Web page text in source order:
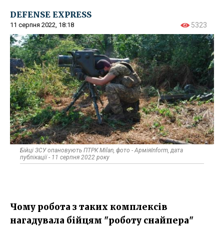
DEFENSE EXPRESS
11 серпня 2022, 18:18 5323
Бійці ЗСУ опановують ПТРК Milan, фото - АрміяInform, дата
публікації - 11 серпня 2022 року
Чому робота з таких комплексів
нагадувала бійцям "роботу снайпера"